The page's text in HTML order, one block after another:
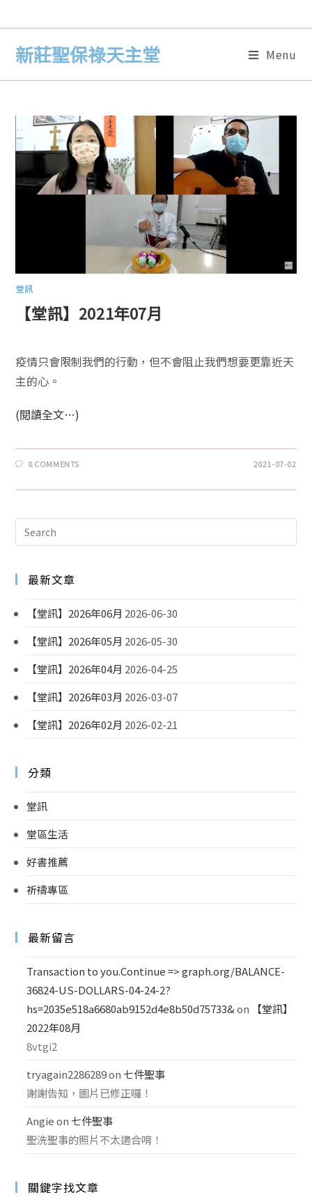
新莊聖保祿天主堂 Menu
堂訊
【堂訊】2021年07月
疫情只會限制我們的行動，但不會阻止我們想要更靠近天
主的心。
(閱讀全文…)
0 COMMENTS 2021-07-02
最新文章
【堂訊】2026年06月 2026-06-30
【堂訊】2026年05月 2026-05-30
【堂訊】2026年04月 2026-04-25
【堂訊】2026年03月 2026-03-07
【堂訊】2026年02月 2026-02-21
分類
堂訊
堂區生活
好書推薦
祈禱專區
最新留言
Transaction to you.Continue => graph.org/BALANCE-
36824-US-DOLLARS-04-24-2?
hs=2035e518a6680ab9152d4e8b50d75733& on
【堂訊】
2022年08月
8vtgi2
tryagain2286289on 七件聖事
謝謝告知，圖片已修正囉！
Angie on 七件聖事
聖洗聖事的照片不太適合唷！
關鍵字找文章